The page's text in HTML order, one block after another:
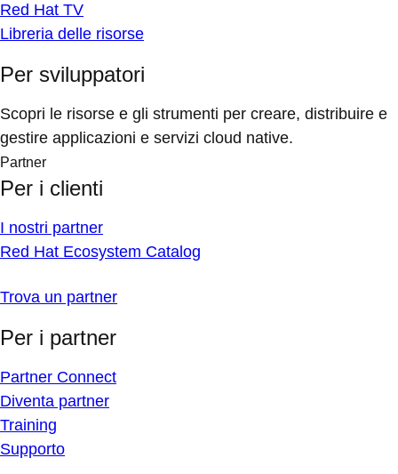
Red Hat TV
Libreria delle risorse
Per sviluppatori
Scopri le risorse e gli strumenti per creare, distribuire e
gestire applicazioni e servizi cloud native.
Partner
Per i clienti
I nostri partner
Red Hat Ecosystem Catalog
Trova un partner
Per i partner
Partner Connect
Diventa partner
Training
Supporto